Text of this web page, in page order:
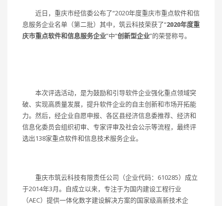
近日，重庆市经信委公布了“2020年度重庆市重点软件和信
息服务企业名单（第二批）其中，筑云科技荣获了“2020年度重
庆市重点软件和信息服务企业”中“创新型企业”的荣誉称号。
本次评选活动，是为鼓励和引导软件企业强化重点领域突
破、实现高质量发展，提升软件企业的自主创新和市场开拓能
力。然后，经企业自愿申报、各区县经济信息委推荐、经济和
信息化委员会组织初审、专家评审及社会公示等流程，最终评
选出138家重点软件和信息技术服务企业。
重庆市筑云科技有限责任公司（企业代码：610285）成立
于2014年3月。自成立以来，专注于为国内建设工程行业
（AEC）提供一体化数字建设解决方案的国家级高新技术企